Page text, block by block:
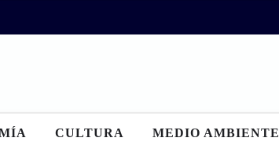
CULTURA MEDIO AMBIENTE